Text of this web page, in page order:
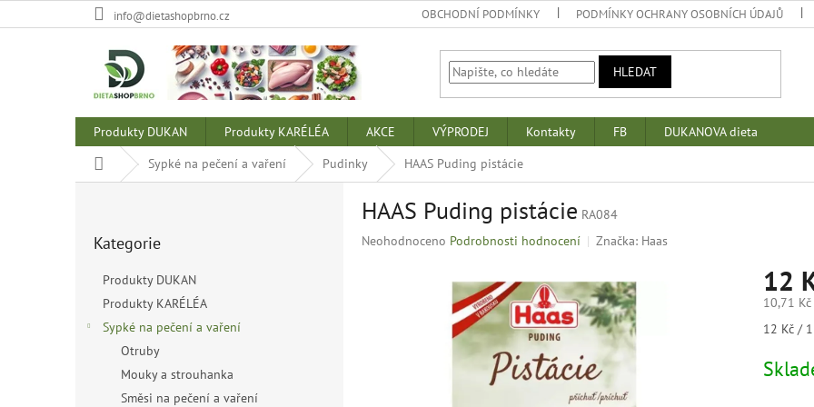
na
info@dietashopbrno.cz OBCHODNÍ PODMÍNKY PODMÍNKY OCHRANY OSOBNÍCH ÚDAJŮ
HLEDAT
Produkty DUKAN Produkty KARÉLÉA AKCE VÝPRODEJ Kontakty FB
DUKANOVA dieta
Domů
Sypké na pečení a vaření Pudinky HAAS Puding pistácie
kategorie
Kategorie
Produkty DUKAN
Produkty KARÉLÉA
Sypké na pečení a vaření
Otruby
Mouky a strouhanka
Směsi na pečení a vaření
HAAS Puding pistácie RA084
Průměrné
Neohodnoceno Podrobnosti hodnocení Značka: Haas
12
10,71 Kč
Měrná
12 Kč /